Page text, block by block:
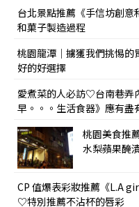
台北景點推薦《手信坊創
和菓子製造過程
桃園龍潭｜擄獲我們挑惕的
好的好選擇
愛煮菜的人必訪♡台南巷弄
早。。。生活食器》應有盡
桃園美食推
水梨蘋果醃
CP 值爆表彩妝推薦《L.A
♡特別推薦不沾杯的唇彩